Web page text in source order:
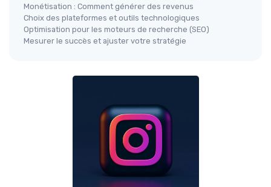
Monétisation : Comment générer des revenus
Choix des plateformes et outils technologiques
Optimisation pour les moteurs de recherche (SEO)
Mesurer le succès et ajuster votre stratégie